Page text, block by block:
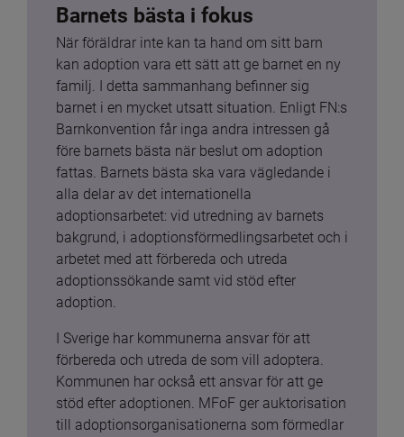
Barnets bästa i fokus
När föräldrar inte kan ta hand om sitt barn
kan adoption vara ett sätt att ge barnet en ny
familj. I detta sammanhang befinner sig
barnet i en mycket utsatt situation. Enligt FN:s
Barnkonvention får inga andra intressen gå
före barnets bästa när beslut om adoption
fattas. Barnets bästa ska vara vägledande i
alla delar av det internationella
adoptionsarbetet: vid utredning av barnets
bakgrund, i adoptionsförmedlingsarbetet och i
arbetet med att förbereda och utreda
adoptionssökande samt vid stöd efter
adoption.
I Sverige har kommunerna ansvar för att
förbereda och utreda de som vill adoptera.
Kommunen har också ett ansvar för att ge
stöd efter adoptionen. MFoF ger auktorisation
till adoptionsorganisationerna som förmedlar